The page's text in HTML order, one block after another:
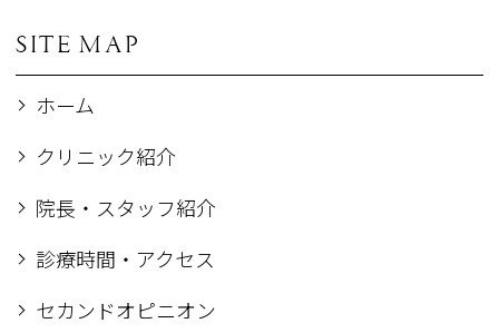
SITE MAP
ホーム
クリニック紹介
院長・スタッフ紹介
診療時間・アクセス
セカンドオピニオン